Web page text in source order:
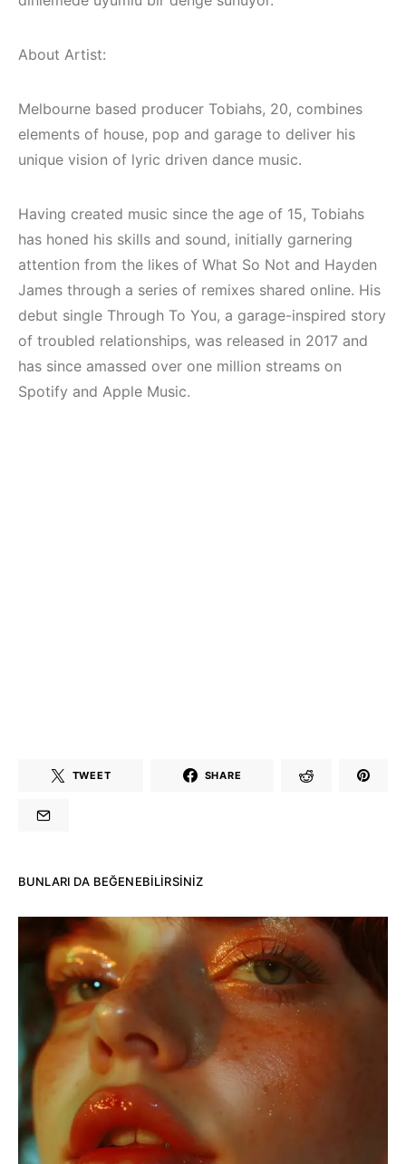
Müzik
Techno,
About Artist:
Melbourne based producer Tobiahs, 20, combines
elements of house, pop and garage to deliver his
unique vision of lyric driven dance music.
Having created music since the age of 15, Tobiahs
has honed his skills and sound, initially garnering
attention from the likes of What So Not and Hayden
James through a series of remixes shared online. His
debut single Through To You, a garage-inspired story
of troubled relationships, was released in 2017 and
has since amassed over one million streams on
Spotify and Apple Music.
TWEET SHARE
BUNLARI DA BEĞENEBILIRSINIZ